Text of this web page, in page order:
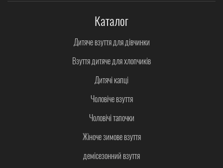
Каталог
Дитяче взуття для дівчинки
Взуття дитяче для хлопчиків
Дитячі капці
Чоловіче взуття
Чоловічі тапочки
Жіноче зимове взуття
демісезонний взуття